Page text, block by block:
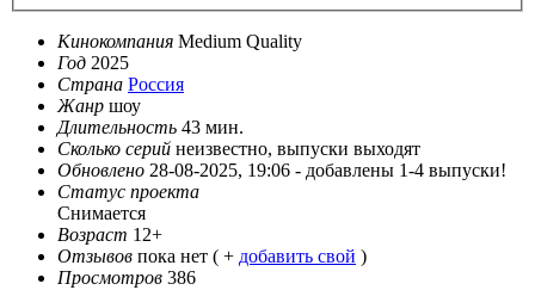
Кинокомпания Medium Quality
Год 2025
Страна Россия
Жанр шоу
Длительность 43 мин.
Сколько серий неизвестно, выпуски выходят
Обновлено 28-08-2025, 19:06 - добавлены 1-4 выпуски!
Статус проекта
Снимается
Возраст 12+
Отзывов пока нет ( + добавить свой )
Просмотров 386